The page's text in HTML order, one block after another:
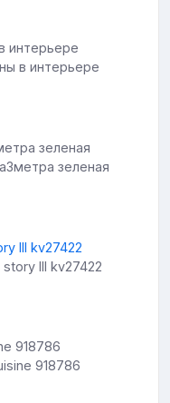
в интерьере
зеленая
III kv27422
918786